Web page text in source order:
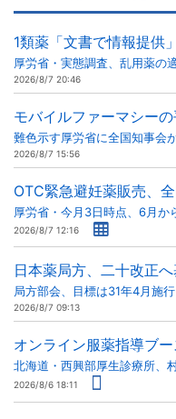
1類薬「文書で情報提供
厚労省・実態調査、乱用薬の
2026/8/7 20:46
モバイルファーマシー
難色示す厚労省に全国知事会
2026/8/7 15:56
OTC緊急避妊薬販売、
厚労省・今月3日時点、6月か
2026/8/7 12:16
日本薬局方、二十改正
局方部会、目標は31年4月施行
2026/8/7 09:13
オンライン服薬指導ブ
北海道・西興部厚生診療所、
2026/8/6 18:11